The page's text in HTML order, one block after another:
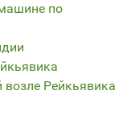
по
возле Рейкьявика